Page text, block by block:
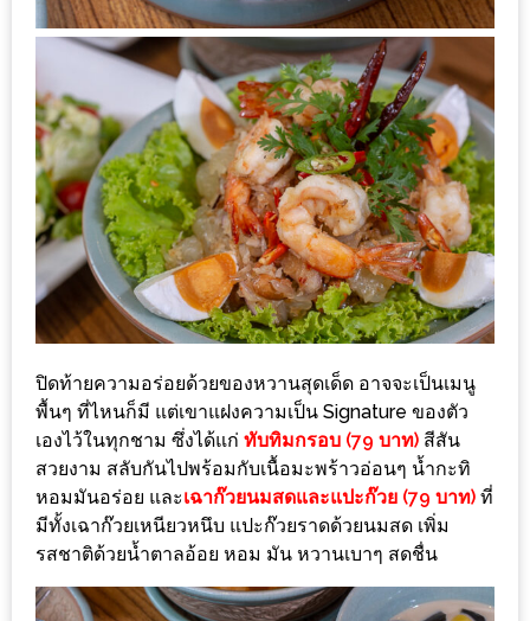
200
บาท
ชี้
เบาะแส
ความ
อร่อย
ตาม
รอย
น้า
อ้วน
ชวน
หิว
ติดต่อ
น้า
อ้วน
ปิดท้ายความอร่อยด้วยของหวานสุดเด็ด อาจจะเป็นเมนู
พื้นๆ ที่ไหนก็มี แต่เขาแฝงความเป็น Signature ของตัว
เองไว้ในทุกชาม ซึ่งได้แก่ ทับทิมกรอบ (79 บาท) สีสัน
สวยงาม สลับกันไปพร้อมกับเนื้อมะพร้าวอ่อนๆ น้ำกะทิ
หอมมันอร่อย และเฉาก๊วยนมสดและแปะก๊วย (79 บาท) ที่
มีทั้งเฉาก๊วยเหนียวหนึบ แปะก๊วยราดด้วยนมสด เพิ่ม
รสชาติด้วยน้ำตาลอ้อย หอม มัน หวานเบาๆ สดชื่น